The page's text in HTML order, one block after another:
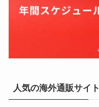
人気の海外通販サイト